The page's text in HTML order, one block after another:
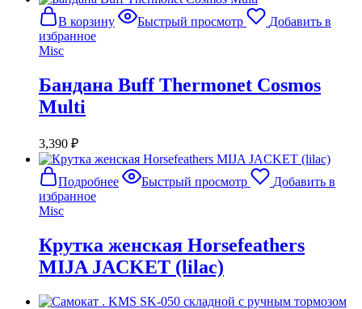
В корзину Быстрый просмотр
Добавить в
избранное
Misc
Бандана Buff Thermonet Cosmos
Multi
3,390 ₽
Подробнее Быстрый просмотр
Добавить в
избранное
Misc
Крутка женская Horsefeathers
MIJA JACKET (lilac)